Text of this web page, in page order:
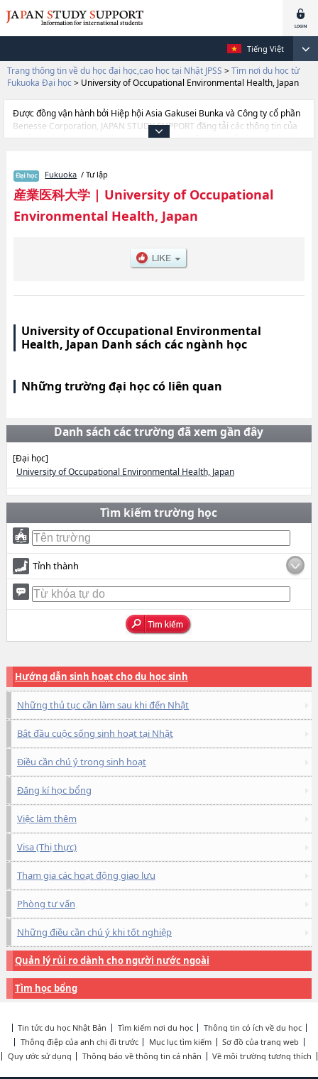
Tiếng Việt
Trang thông tin về du học đại học,cao học tại Nhật JPSS > Tìm nơi du học từ
Fukuoka Đại học > University of Occupational Environmental Health, Japan
Được đồng vận hành bởi Hiệp hội Asia Gakusei Bunka và Công ty cổ phần
Benesse Corporation, JAPAN STUDY SUPPORT đăng tải các thông tin của
khoảng 1.300 trường đại học, cao học, trường đại học ngắn hạn, trường
Environmental Health, Japan, và thông tin cần thiết dành cho du học sinh,
như là về các , thông tin về từng ngành học, thông tin liên quan đến thi
tuyển như số lượng tuyển sinh, số lượng trúng tuyển, cở sở trang thiết bị,
hướng dẫn địa điểm v.v...
Fukuoka / Tư lập
産業医科大学| University of Occupational
Environmental Health, Japan
University of Occupational Environmental
Health, Japan Danh sách các ngành học
Những trường đại học có liên quan
Danh sách các trường đã xem gần đây
[Đại học]
University of Occupational Environmental Health, Japan
Tìm kiếm trường học
Tỉnh thành
Hướng dẫn sinh hoạt cho du học sinh
Những thủ tục cần làm sau khi đến Nhật
Bắt đầu cuộc sống sinh hoạt tại Nhật
Điều cần chú ý trong sinh hoạt
Đăng kí học bổng
Việc làm thêm
Visa (Thị thực)
Tham gia các hoạt động giao lưu
Phòng tư vấn
Những điều cần chú ý khi tốt nghiệp
Quản lý rủi ro dành cho người nước ngoài
Tìm học bổng
Tin tức du học Nhật Bản Tìm kiếm nơi du học
Thông tin có ích về du học
Thông điệp của anh chị đi trước
Mục lục tìm kiếm
Sơ đồ của trang web
Quy ước sử dụng
Thông báo về thông tin cá nhân Về môi trường tương thích